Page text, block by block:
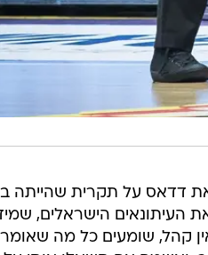
דדאס על תקרית שהייתה
העיתונאים הישראלים,
קהל, שומעים כל מה